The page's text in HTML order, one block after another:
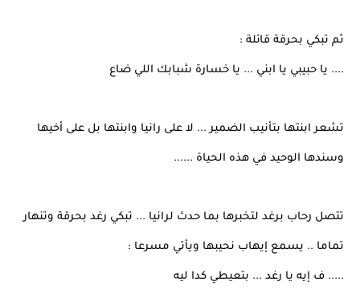
ثم تبكي بحرقة قائلة :
.... يا حبيبي يا ابني ... يا خسارة شبابك اللي ضاع
تشعر ابنتها بتأنيب الضمير ... لا على رانيا وابنتها بل على أخيها
وسندها الوحيد في هذه الحياة ......
تتصل رحاب برغد لتخبرها بما حدث لرانيا ... تبكي رغد بحرقة وتنهار
تماما .. يسمع إيهاب نحيبها ويأتي مسرعا :
..... ف إيه يا رغد ... بتعيطي كدا ليه